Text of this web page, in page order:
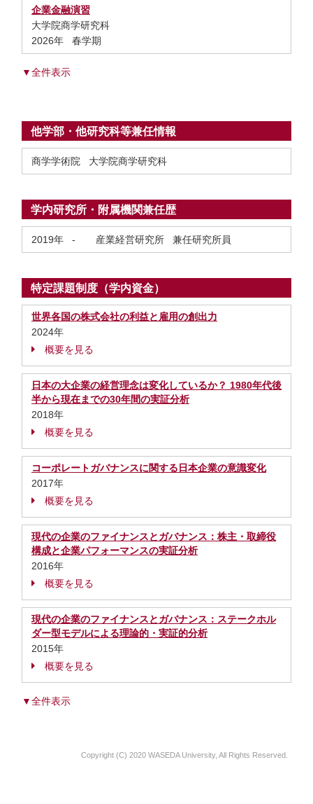
企業金融演習
大学院商学研究科
2026年 春学期
▼全件表示
他学部・他研究科等兼任情報
商学学術院 大学院商学研究科
学内研究所・附属機関兼任歴
2019年 - 産業経営研究所 兼任研究所員
特定課題制度（学内資金）
世界各国の株式会社の利益と雇用の創出力
2024年
概要を見る
日本の大企業の経営理念は変化しているか？ 1980年代後
半から現在までの30年間の実証分析
2018年
概要を見る
コーポレートガバナンスに関する日本企業の意識変化
2017年
概要を見る
現代の企業のファイナンスとガバナンス：株主・取締役
構成と企業パフォーマンスの実証分析
2016年
概要を見る
現代の企業のファイナンスとガバナンス：ステークホル
ダー型モデルによる理論的・実証的分析
2015年
概要を見る
▼全件表示
Copyright (C) 2020 WASEDA University, All Rights Reserved.